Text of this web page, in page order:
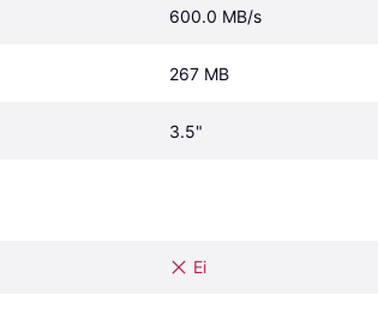
600.0 MB/s
267 MB
3.5"
Ei